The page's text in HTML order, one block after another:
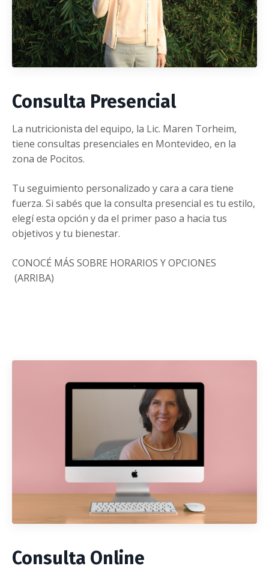
Consulta Presencial
La nutricionista del equipo, la Lic. Maren Torheim,
tiene consultas presenciales en Montevideo, en la
zona de Pocitos.
Tu seguimiento personalizado y cara a cara tiene
fuerza. Si sabés que la consulta presencial es tu estilo,
elegí esta opción y da el primer paso a hacia tus
objetivos y tu bienestar.
CONOCÉ MÁS SOBRE HORARIOS Y OPCIONES
(ARRIBA)
Consulta Online